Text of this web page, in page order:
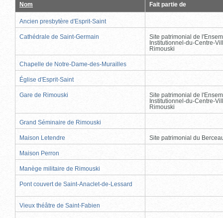
Nom Fait partie de
Ancien presbytère d'Esprit-Saint
Cathédrale de Saint-Germain
Site patrimonial de
Institutionnel-du-Centre-
Rimouski
Chapelle de Notre-Dame-des-Murailles
Église d'Esprit-Saint
Gare de Rimouski
Site patrimonial de
Institutionnel-du-Centre-
Rimouski
Grand Séminaire de Rimouski
Maison Letendre Site patrimonial du
Maison Perron
Manège militaire de Rimouski
Pont couvert de Saint-Anaclet-de-Lessard
Vieux théâtre de Saint-Fabien